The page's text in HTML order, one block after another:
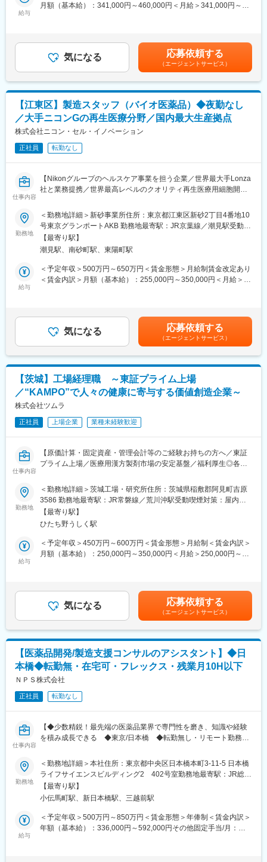
◇再生医療や美容分野での革新をリード。幹細胞治療や細胞培養
設立当初から海外進出を含めたグローバル戦略に基づく事業展開
を行っており、クリニックを含む6拠点を海外に保有、アジア圏・
欧米圏・中東圏など幅広い地域から多数のお客様が来院していま
す。
◇当社の半数が外国籍人材、国際色豊かな職場環境と多様なバッ
クグラウンドを持つ専門家が集まり、グローバルな視点で事業を
展開しています。
変更の範囲：会社の定める業務
■当社の特徴：
人々の健康を守るという使命と、多くのユーザーニーズに応える
揃えていることが栄研化学の特徴です。なかでも、国内トップシ
ェアを誇る便潜血検査用試薬をはじめ、尿検査や微生物検査など
も国内で高いシェアを占めています。
■幅広い年齢層の身近に：
臨床検査薬は、法律により一般の方に向けたCMや広告が禁じられ
ており、主に病院や検査施設で臨床検査技師等の専門知識を有す
る方に限定して使用されているため、あまり身近に感じることは
ないかもしれないですが、婦人科検診や健康診断、がん検診など
当社製品は赤ちゃんからご高齢の方まで幅広い年齢層の健康を支
変更の範囲：会社の定める業務
給与
月額（基本給）：341,000円～460,000円＜月給＞341,000円～
気になる 応募依頼する
（エージェントサービス）
【江東区】製造スタッフ（バイオ医薬品）◆夜勤なし
／大手ニコンGの再生医療分野／国内最大生産拠点
株式会社ニコン・セル・イノベーション
正社員 転勤なし
仕事内容
【Nikonグループのヘルスケア事業を担う企業／世界最大手Lonza
社と業務提携／世界最高レベルのクオリティ再生医療用細胞開
【はじめに】
ニコングループの成長ドライバーの一つである再生医療・遺伝子
治療向けの細胞受託生産事業にて、治験薬および上市製品の製造
作業を担う製造部門にてメンバーとして製造オペレーションをお
任せいたします。
■製造と工程統括：
培養、充填、凍結保存、包装の実務に加え、現場での的確な作業
主導
■組織と進行管理：
関係部署との緻密な連携、製造スケジュール策定、人員配置の最
適化を統括
【当社について】
バイオ医薬品の受託製造開発事業を展開し、創薬スタートアップ
や製薬大手を支える基盤を保有。独自技術による中間体・完成品
の高品質な製造能力を強みに、治験段階～商用生産まで一気通貫
で支援できる体制が業界内での競争優位性を確立。受託案件の増
で市場シェアを拡大中です。科学的根拠に基づく確かな品質で次
世代医療の発展に寄与しています。
変更の範囲：会社の定める業務
勤務地
＜勤務地詳細＞新砂事業所住所：東京都江東区新砂2丁目4番地10
号東京グランポートAKB 勤務地最寄駅：JR京葉線／潮見駅受動喫
煙対策：屋内全面禁煙変更の範囲：会社の定める事業所
【最寄り駅】
潮見駅、南砂町駅、東陽町駅
給与
＜予定年収＞500万円～650万円＜賃金形態＞月給制賃金改定あり
＜賃金内訳＞月額（基本給）：255,000円～350,000円＜月給＞
職の場合は対象外）賃金はあくまでも目安の金額であり、選考を
通じて上下する可能性があります。月給(月額)は固定手当を含めた
表記です。
気になる 応募依頼する
（エージェントサービス）
【茨城】工場経理職 ～東証プライム上場
／“KAMPO”で人々の健康に寄与する価値創造企業～
株式会社ツムラ
正社員 上場企業 業種未経験歓迎
仕事内容
【原価計算・固定資産・管理会計等のご経験お持ちの方へ／東証
プライム上場／医療用漢方製剤市場の安定基盤／福利厚生◎各種
■業務内容：
・原価計算・固定資産・管理会計
・工場出納業務全般 等
・会計システム、原価計算システムを使用したデータ集計、月
次・年次決算の対応などの業務を担当していただきます。
数字の集計や取り纏めだけではなく、工場としての原価・経営分
析が必要なため、工場全体に関わる調整力、高いコミュニケーシ
配属予定の総務管理部管理課は10名の組織です。新卒からの社員
だけでなくキャリア採用社員もいて、男女比率もバランスが良
く、コミュニケーションも活発で明るい職場です。アットホーム
上、工場全部の課と人を介する調整を行う為、対人コミュニケー
ション能力が高い方が集まる。工場唯一の経営管理部門となる
為、皆プライドを持って仕事に取り組んでいる。
■漢方マーケット：
・当社は創業130年の歴史を持つ東証プライム上場企業です。
「自然と健康を科学する」を経営理念に、医療用漢方製剤市場で
は84.6％という圧倒的に高いシェアを誇っています。
・現在、薬価収載され健康保険が適用となっている漢方薬は148
品目あり、当社ではそのうち、129品目とその原料となる119種類
発するのではなく、129処方の使用が拡大されることを目指しま
す。
・漢方製剤は特許が存在しないため、誰でも自由に作ることが可
能ですが、新しい処方を新たに上市する場合は、新薬と同様に臨
ためには既存製品と生物学的同等性を証明する必要があります
が、多成分系の薬剤である漢方製剤は証明が非常に困難であり、
勤務地
＜勤務地詳細＞茨城工場・研究所住所：茨城県稲敷郡阿見町吉原
3586 勤務地最寄駅：JR常磐線／荒川沖駅受動喫煙対策：屋内喫
煙可能場所あり変更の範囲：会社の定める事業所
【最寄り駅】
ひたち野うしく駅
給与
＜予定年収＞450万円～600万円＜賃金形態＞月給制＜賃金内訳＞
月額（基本給）：250,000円～350,000円＜月給＞250,000円～
考を通じて上下する可能性があります。月給(月額)は固定手当を含
めた表記です。
気になる 応募依頼する
（エージェントサービス）
【医薬品開発/製造支援コンサルのアシスタント】◆日
本橋◆転勤無・在宅可・フレックス・残業月10H以下
ＮＰＳ株式会社
正社員 転勤なし
仕事内容
【◆少数精鋭！最先端の医薬品業界で専門性を磨き、知識や経験
を積み成長できる ◆東京/日本橋 ◆転勤無し・リモート勤務・
■ポジション概要・業務内容：
・医薬品製法開発・工業化支援プロジェクトのコンサルのアシス
タント
・資料作成（MS Word／ Excel／Powerpoint）、打ち合わせ議
事録作成
・クライアントリレーション（メール対応、電話対応など）、
勤務地
＜勤務地詳細＞本社住所：東京都中央区日本橋本町3-11-5 日本橋
ライフサイエンスビルディング2 402号室勤務地最寄駅：JR総武
本線／新日本橋駅受動喫煙対策：屋内喫煙可能場所あり変更の範
囲：会社の定める事業所
【最寄り駅】
小伝馬町駅、新日本橋駅、三越前駅
給与
＜予定年収＞500万円～850万円＜賃金形態＞年俸制＜賃金内訳＞
年額（基本給）：336,000円～592,000円その他固定手当/月：